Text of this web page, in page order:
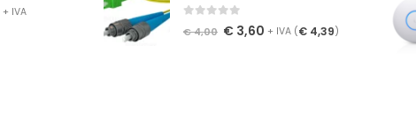
+ IVA
€4,00 € 3,60 + IVA (€ 4,39)